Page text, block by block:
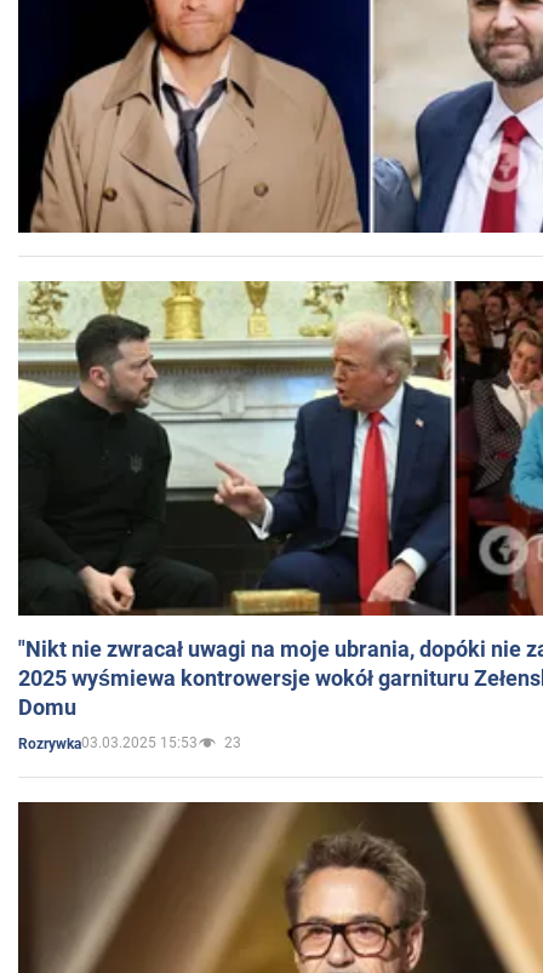
"Nikt nie zwracał uwagi na moje ubrania, dopóki nie
2025 wyśmiewa kontrowersje wokół garnituru
Domu
Rozrywka03.03.2025 15:53 23